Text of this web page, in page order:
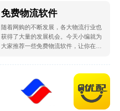
软件
免费物流软件
随着网购的不断发展，各大物流行业也
获得了大量的发展机会。今天小编就为
大家推荐一些免费物流软件，让你在这
线查询自己的快递到哪了，非常的方便
实用哦。感兴趣的朋友们赶紧来下载使